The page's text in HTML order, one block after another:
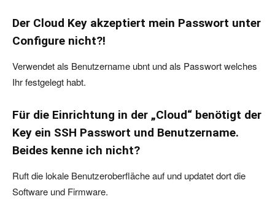
Der Cloud Key akzeptiert mein Passwort unter
Configure nicht?!
Verwendet als Benutzername ubnt und als Passwort welches
Ihr festgelegt habt.
Für die Einrichtung in der „Cloud“ benötigt der
Key ein SSH Passwort und Benutzername.
Beides kenne ich nicht?
Ruft die lokale Benutzeroberfläche auf und updatet dort die
Software und Firmware.